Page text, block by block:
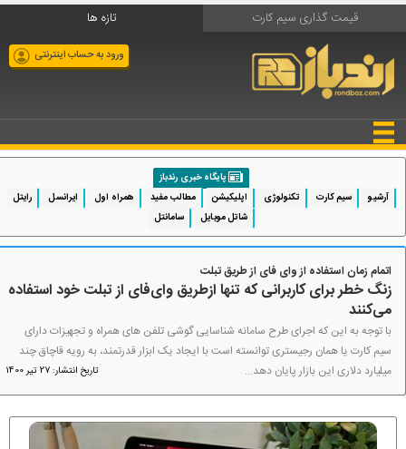
قیمت گذاری سیم کارت تازه ها
ورود به حساب اینترنتی
پایگاه خبری رندباز
آرشیو
سیم کارت تکنولوژی اپلیکیشن مطالب مفید همراه اول ایرانسل
رایتل
شاتل موبایل
سامانتل
اتمام زمان استفاده از وای فای از طریق تبلت
زنگ خطر برای کاربرانی که تنها ازطریق وای‌فای از تبلت خود استفاده
می‌کنند
با توجه به این که اجرای طرح سامانه شناسایی گوشی تلفن های همراه و تجهیزات دارای
سیم کارت یا همان رجیستری توانسته است با ایجاد یک ابزار قدرتمند، به رویه قاچاق چند
میلیارد دلاری این بازار پایان دهد...
تاریخ انتشار: 27 تیر 1400